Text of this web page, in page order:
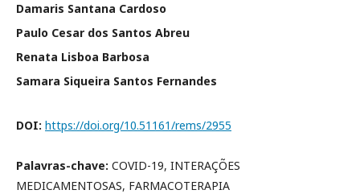
Damaris Santana Cardoso
Paulo Cesar dos Santos Abreu
Renata Lisboa Barbosa
Samara Siqueira Santos Fernandes
DOI: https://doi.org/10.51161/rems/2955
Palavras-chave: COVID-19, INTERAÇÕES
MEDICAMENTOSAS, FARMACOTERAPIA